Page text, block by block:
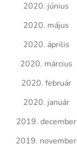
2020. június
2020. május
2020. április
2020. március
2020. február
2020. január
2019. december
2019. november